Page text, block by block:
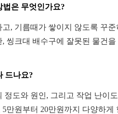
은 무엇인가요?
, 기름때가 쌓이지 않도록 꾸준
씽크대 배수구에 잘못된 물건을
드나요?
정도와 원인, 그리고 작업 난이
만원부터 20만원까지 다양하게